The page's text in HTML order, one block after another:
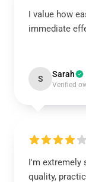
I value how
immediate
S Sarah
Verified
I'm extremely
quality,